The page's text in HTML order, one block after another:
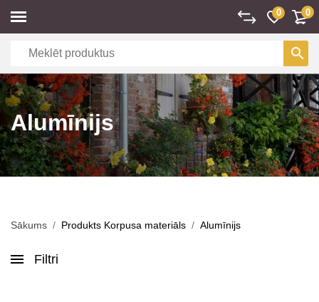
0 0
Alumīnijs
Sākums Produkts Korpusa materiāls Alumīnijs
Filtri